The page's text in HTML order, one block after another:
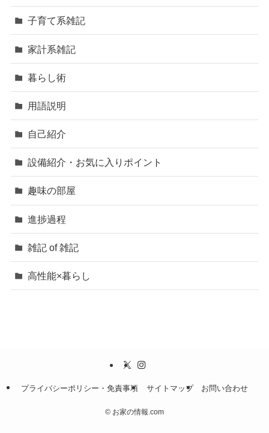
子育て系雑記
家計系雑記
暮らし術
用語説明
自己紹介
設備紹介・お気に入りポイント
趣味の部屋
進捗過程
雑記 of 雑記
高性能×暮らし
プライバシーポリシー・免責事項 サイトマップ お問い合わせ
© お家の情報.com